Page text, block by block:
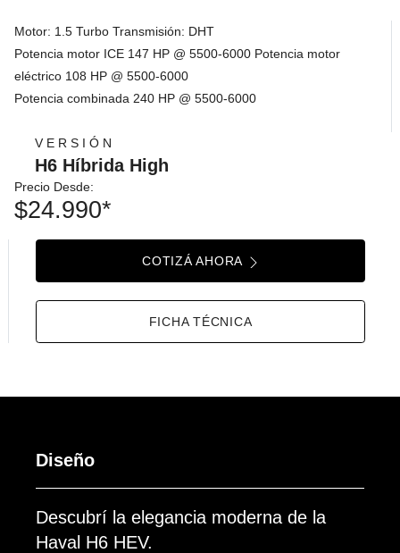
Motor: 1.5 Turbo Transmisión: DHT
Potencia motor ICE 147 HP @ 5500-6000 Potencia motor
eléctrico 108 HP @ 5500-6000
Potencia combinada 240 HP @ 5500-6000
VERSIÓN
H6 Híbrida High
Precio Desde:
$24.990*
COTIZÁ AHORA
FICHA TÉCNICA
Diseño
Descubrí la elegancia moderna de la
Haval H6 HEV.